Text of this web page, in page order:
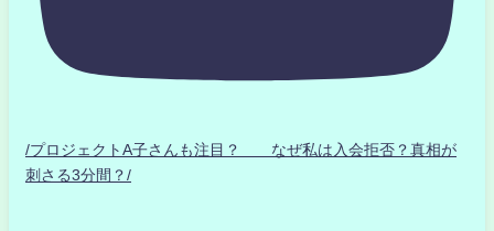
/プロジェクトA子さんも注目？ なぜ私は入会拒否？真相が
刺さる3分間？/